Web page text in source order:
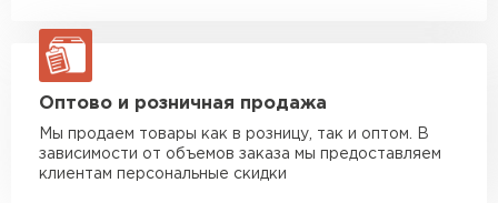
макс. длина груза 13,5 м
ЗАКАЗАТЬ С ДОСТАВКОЙ
Оптово и розничная продажа
Мы продаем товары как в розницу, так и оптом. В
зависимости от объемов заказа мы предоставляем
клиентам персональные скидки